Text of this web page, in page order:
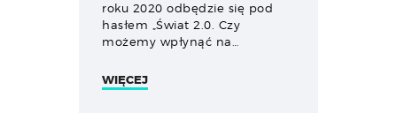
roku 2020 odbędzie się pod
hasłem „Świat 2.0. Czy
możemy wpłynąć na…
WIĘCEJ